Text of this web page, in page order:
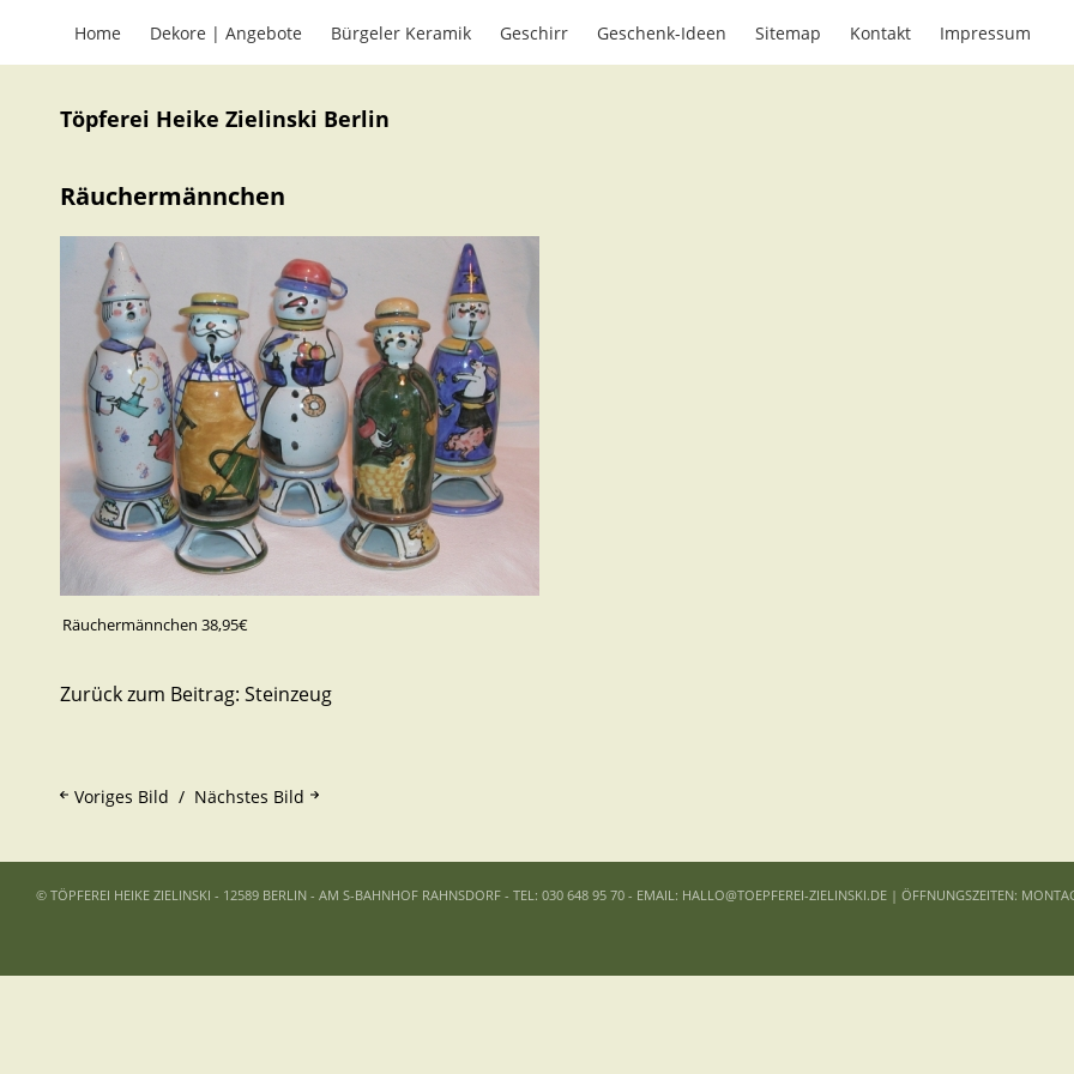
Home Dekore | Angebote Bürgeler Keramik Geschirr Geschenk-Ideen Sitemap Kontakt Impressum
Töpferei Heike Zielinski Berlin
Räuchermännchen
Räuchermännchen 38,95€
Zurück zum Beitrag: Steinzeug
Voriges Bild Nächstes Bild
© TÖPFEREI HEIKE ZIELINSKI - 12589 BERLIN - AM S-BAHNHOF RAHNSDORF - TEL: 030 648 95 70 - EMAIL: HALLO@TOEPFEREI-ZIELINSKI.DE | ÖFFNUNGSZEITEN: